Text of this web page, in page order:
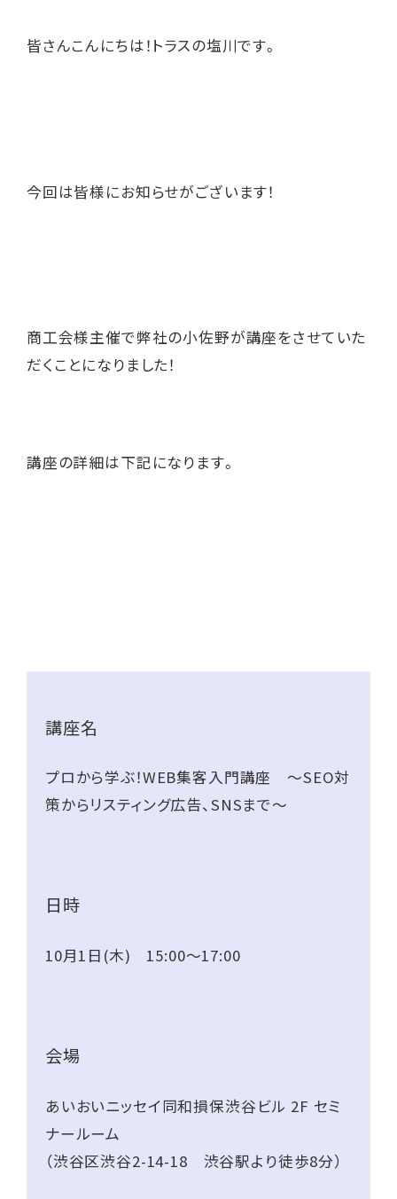
皆さんこんにちは！トラスの塩川です。
今回は皆様にお知らせがございます！
商工会様主催で弊社の小佐野が講座をさせていた
だくことになりました！
講座の詳細は下記になります。
講座名
プロから学ぶ！WEB集客入門講座 ～SEO対
策からリスティング広告、SNSまで～
日時
10月1日(木) 15:00～17:00
会場
あいおいニッセイ同和損保渋谷ビル 2F セミ
ナールーム
（渋谷区渋谷2-14-18 渋谷駅より徒歩8分）